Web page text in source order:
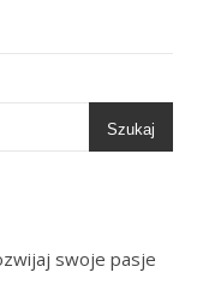
Szukaj
swoje pasje